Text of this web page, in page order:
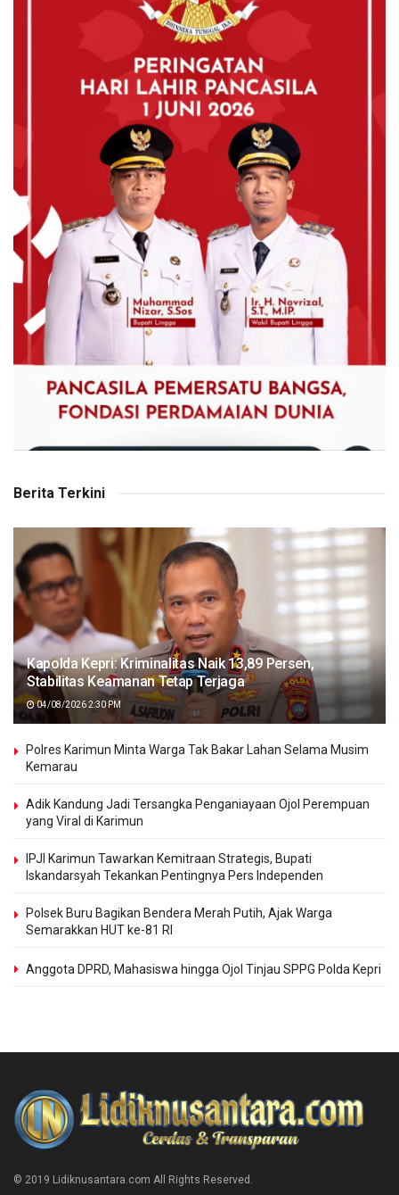
Berita Terkini
Kapolda Kepri: Kriminalitas Naik 13,89 Persen,
Stabilitas Keamanan Tetap Terjaga
04/08/2026 2:30 PM
Polres Karimun Minta Warga Tak Bakar Lahan Selama Musim
Kemarau
Adik Kandung Jadi Tersangka Penganiayaan Ojol Perempuan
yang Viral di Karimun
IPJI Karimun Tawarkan Kemitraan Strategis, Bupati
Iskandarsyah Tekankan Pentingnya Pers Independen
Polsek Buru Bagikan Bendera Merah Putih, Ajak Warga
Semarakkan HUT ke-81 RI
Anggota DPRD, Mahasiswa hingga Ojol Tinjau SPPG Polda Kepri
© 2019 Lidiknusantara.com All Rights Reserved.